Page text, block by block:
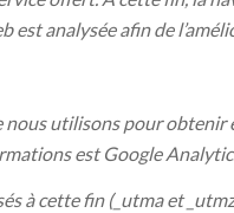
est analysée afin de
nous utilisons pour obtenir
est Google
à cette fin (_utma et